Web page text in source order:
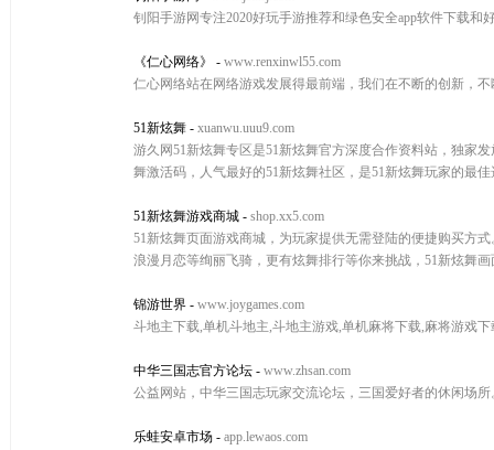
钊阳手游网专注2020好玩手游推荐和绿色安全app软件下载
《仁心网络》 - www.renxinwl55.com
仁心网络站在网络游戏发展得最前端，我们在不断的创新，
51新炫舞 - xuanwu.uuu9.com
游久网51新炫舞专区是51新炫舞官方深度合作资料站，独家
舞激活码，人气最好的51新炫舞社区，是51新炫舞玩家的最佳
51新炫舞游戏商城 - shop.xx5.com
51新炫舞页面游戏商城，为玩家提供无需登陆的便捷购买方
浪漫月恋等绚丽飞骑，更有炫舞排行等你来挑战，51新炫舞
锦游世界 - www.joygames.com
斗地主下载,单机斗地主,斗地主游戏,单机麻将下载,麻将游戏
中华三国志官方论坛 - www.zhsan.com
公益网站，中华三国志玩家交流论坛，三国爱好者的休闲场
乐蛙安卓市场 - app.lewaos.com